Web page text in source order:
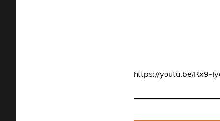
https://youtu.be/Rx9-